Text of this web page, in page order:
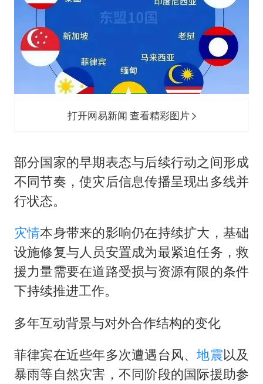
打开网易新闻 查看精彩图片
部分国家的早期表态与后续行动之间形成
不同节奏，使灾后信息传播呈现出多线并
行状态。
灾情本身带来的影响仍在持续扩大，基础
设施修复与人员安置成为最紧迫任务，救
援力量需要在道路受损与资源有限的条件
下持续推进工作。
多年互动背景与对外合作结构的变化
菲律宾在近些年多次遭遇台风、地震以及
暴雨等自然灾害，不同阶段的国际援助参